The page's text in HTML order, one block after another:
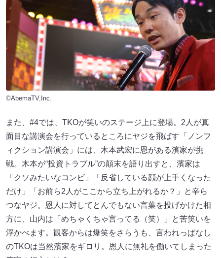
©AbemaTV,Inc.
また、#4では、TKOが笑いのステージ上に登場。2人が真
面目な講演会を行っているところにヤジを飛ばす「ノンフ
ィクション講演会」には、木本武宏に恩がある濱家が挑
戦。木本が“投資トラブル”の顛末を語り出すと、濱家は
「クソみたいなコンビ」「反省している顔が上手くなった
だけ」「お前ら2人がここから立ち上がれるか？」と辛ら
つなヤジ。恩人に対してとんでもない言葉を投げかけた相
方に、山内は「めちゃくちゃ言ってる（笑）」と苦笑いを
浮かべます。観客からは爆笑をさらうも、言われっぱなし
のTKOは当然濱家をギロリ。恩人に無礼を働いてしまった